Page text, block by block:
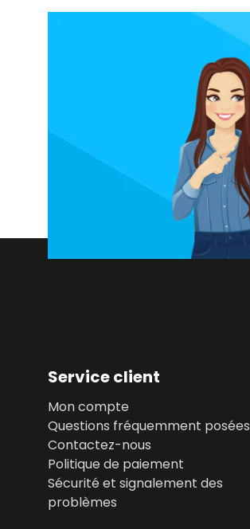
Service client
Mon compte
Questions fréquemment posées
Contactez-nous
Politique de paiement
Sécurité et signalement des
problèmes